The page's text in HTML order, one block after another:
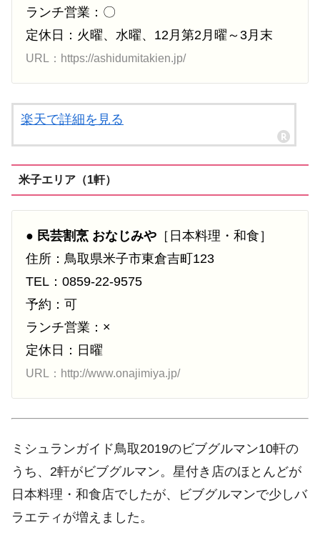
ランチ営業：〇
定休日：火曜、水曜、12月第2月曜～3月末
URL：https://ashidumitakien.jp/
楽天で詳細を見る
米子エリア（1軒）
● 民芸割烹 おなじみや ［日本料理・和食］
住所：鳥取県米子市東倉吉町123
TEL：0859-22-9575
予約：可
ランチ営業：×
定休日：日曜
URL：http://www.onajimiya.jp/
ミシュランガイド鳥取2019のビブグルマン10軒の
うち、2軒がビブグルマン。星付き店のほとんどが
日本料理・和食店でしたが、ビブグルマンで少しバ
ラエティが増えました。